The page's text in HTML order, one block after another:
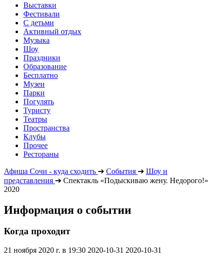
Выставки
Фестивали
С детьми
Активный отдых
Музыка
Шоу
Праздники
Образование
Бесплатно
Музеи
Парки
Погулять
Туристу
Театры
Пространства
Клубы
Прочее
Рестораны
Афиша Сочи - куда сходить ➔ События ➔ Шоу и
представления ➔ Спектакль «Подыскиваю жену. Недорого!»
2020
Информация о событии
Когда проходит
21 ноября 2020 г. в 19:30 2020-10-31 2020-10-31